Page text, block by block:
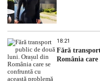
18:21
Fără
România care